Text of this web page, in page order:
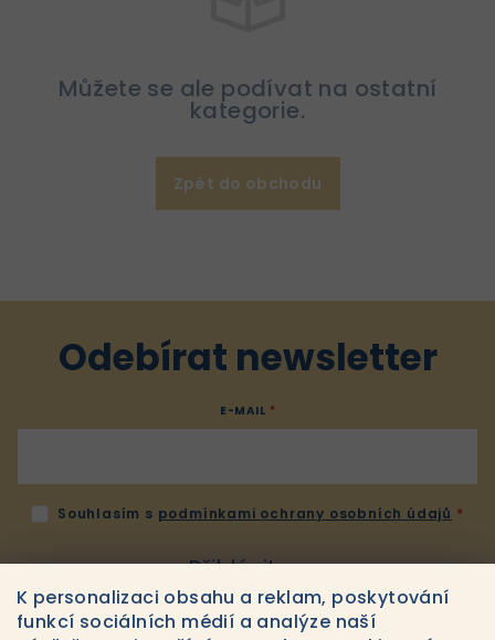
K personalizaci obsahu a reklam, poskytování
funkcí sociálních médií a analýze naší
Můžete se ale podívat na ostatní
kategorie.
Zpět do obchodu
Odebírat newsletter
E-MAIL
Souhlasím s podmínkami ochrany osobních údajů
Přihlásit se